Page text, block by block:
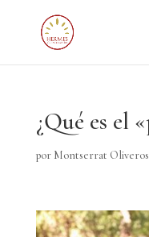
¿Qué es el
por Montserrat Oliveros